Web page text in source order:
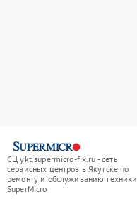
СЦ ykt.supermicro-fix.ru - сеть
сервисных центров в Якутске по
ремонту и обслуживанию техники
SuperMicro